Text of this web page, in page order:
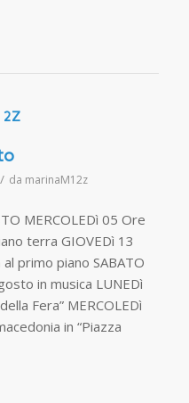
/ da marinaM12z
MERCOLEDì 05 Ore
terra GIOVEDì 13
primo piano SABATO
in musica LUNEDì
Fera” MERCOLEDì
in “Piazza